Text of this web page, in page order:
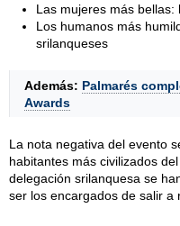
Las mujeres más bellas:
Los humanos más
srilanqueses
Además: Palmarés
Awards
La nota negativa del evento
habitantes más civilizados
delegación srilanquesa se
ser los encargados de salir a